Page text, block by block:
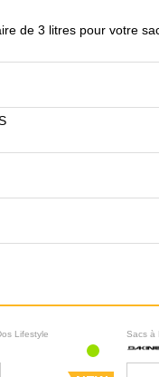
de 3 litres pour votre
Lifestyle Sacs à